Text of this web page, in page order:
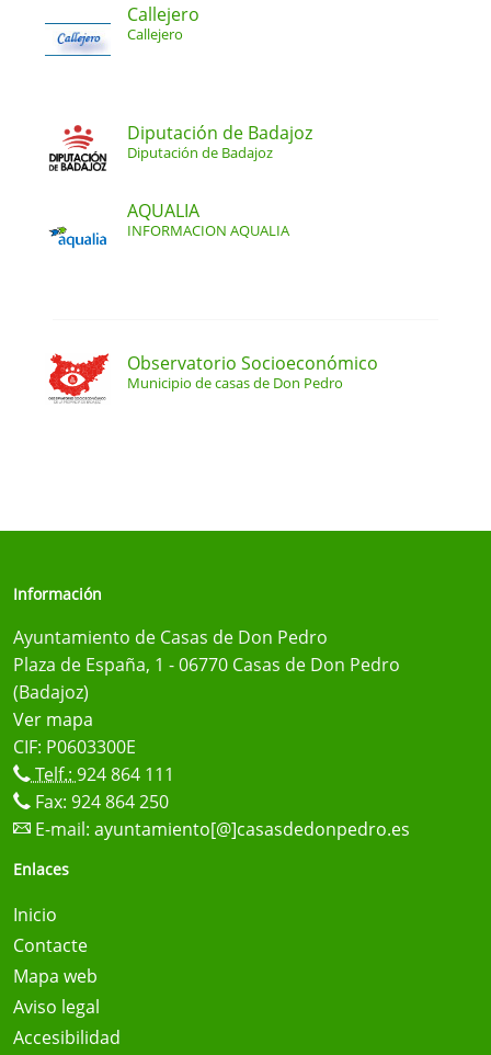
Callejero
Callejero
Diputación de Badajoz
Diputación de Badajoz
AQUALIA
INFORMACION AQUALIA
Observatorio Socioeconómico
Municipio de casas de Don Pedro
Información
Ayuntamiento de Casas de Don Pedro
Plaza de España, 1 - 06770 Casas de Don Pedro
(Badajoz)
Ver mapa
CIF: P0603300E
Telf.: 924 864 111
Fax: 924 864 250
E-mail: ayuntamiento[@]casasdedonpedro.es
Enlaces
Inicio
Contacte
Mapa web
Aviso legal
Accesibilidad